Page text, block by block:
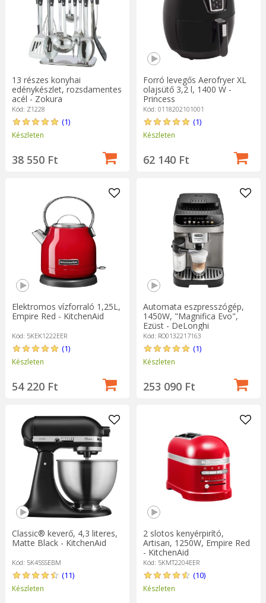
13 részes konyhai
edénykészlet, rozsdamentes
acél - Zokura
Kód: Z1228
(1)
Készleten
38 550 Ft
Forró levegős Aerofryer XL
olajsütő 3,2 l, 1400 W -
Princess
Kód: 0118202101001
(1)
Készleten
62 140 Ft
Elektromos vízforraló 1,25L,
Empire Red - KitchenAid
Kód: 5KEK1222EER
(1)
Készleten
54 220 Ft
Automata eszpresszógép,
1450W, "Magnifica Evo",
Ezüst - DeLonghi
Kód: RO0132217163
(1)
Készleten
253 090 Ft
Classic® keverő, 4,3 literes,
Matte Black - KitchenAid
Kód: 5K45SSEBM
(11)
Készleten
2 slotos kenyérpirító,
Artisan, 1250W, Empire Red
- KitchenAid
Kód: 5KMT2204EER
(10)
Készleten